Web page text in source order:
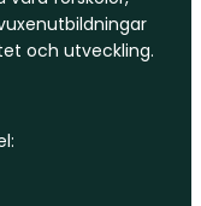
och utveckling.